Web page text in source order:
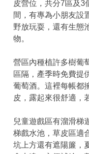
皮營位，共分7區及3
間，有專為小朋友設
野放玩耍，還有生態
物。
營區內種植許多樹葡
區隔，產季時免費提
葡萄酒。這裡每帳都
皮，露起來很舒適，
兒童遊戲區有溜滑梯
梯戲水池，草皮區適
坑上方還有遮陽簾，